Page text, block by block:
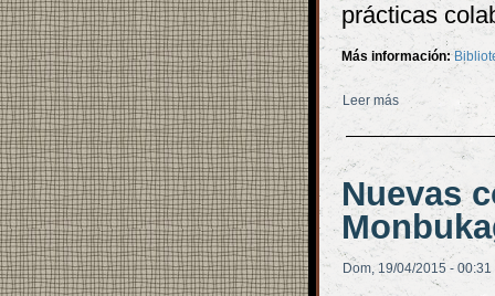
prácticas
Más información:
Leer más sobre
Nuevas
Dom, 19/04/2015 - 00:31